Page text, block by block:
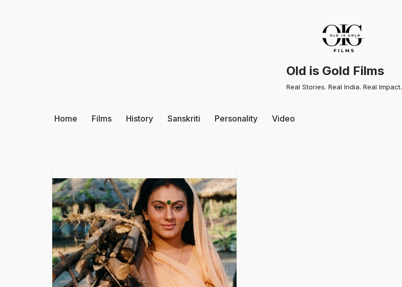
Old is Gold Films
Real Stories. Real India. Real Impact.
Home Films History Sanskriti Personality Video